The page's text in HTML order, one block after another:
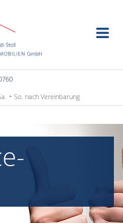
+ So. nach Vereinbarung